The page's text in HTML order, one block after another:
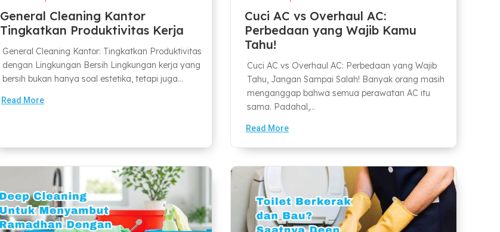
General Cleaning Kantor
Tingkatkan Produktivitas Kerja
General Cleaning Kantor: Tingkatkan Produktivitas
dengan Lingkungan Bersih Lingkungan kerja yang
bersih bukan hanya soal estetika, tetapi juga...
Read More
Cuci AC vs Overhaul AC:
Perbedaan yang Wajib Kamu
Tahu!
Cuci AC vs Overhaul AC: Perbedaan yang Wajib
Tahu, Jangan Sampai Salah! Banyak orang masih
menganggap bahwa semua perawatan AC itu
sama. Padahal,...
Read More